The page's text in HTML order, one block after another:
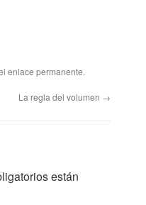
enlace permanente.
La regla del volumen →
están